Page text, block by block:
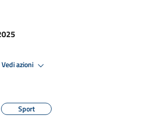
Vedi azioni
Sport